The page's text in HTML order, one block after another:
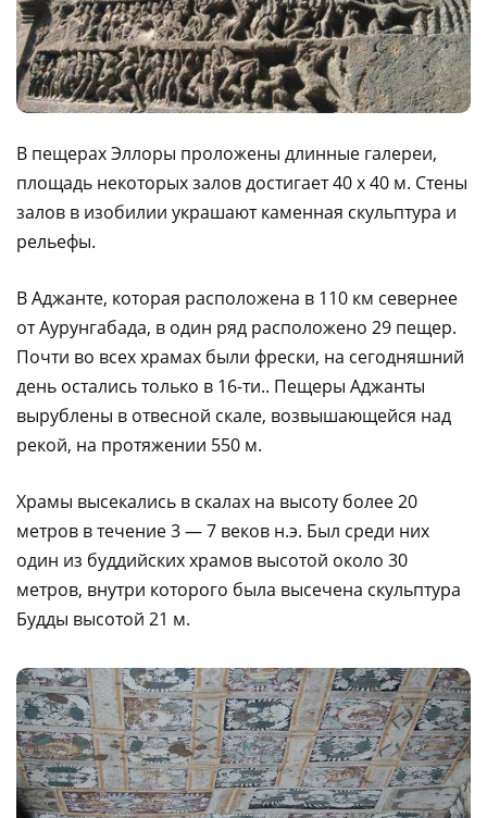
В пещерах Эллоры проложены длинные галереи,
площадь некоторых залов достигает 40 х 40 м. Стены
залов в изобилии украшают каменная скульптура и
рельефы.
В Аджанте, которая расположена в 110 км севернее
от Аурунгабада, в один ряд расположено 29 пещер.
Почти во всех храмах были фрески, на сегодняшний
день остались только в 16-ти.. Пещеры Аджанты
вырублены в отвесной скале, возвышающейся над
рекой, на протяжении 550 м.
Храмы высекались в скалах на высоту более 20
метров в течение 3 — 7 веков н.э. Был среди них
один из буддийских храмов высотой около 30
метров, внутри которого была высечена скульптура
Будды высотой 21 м.